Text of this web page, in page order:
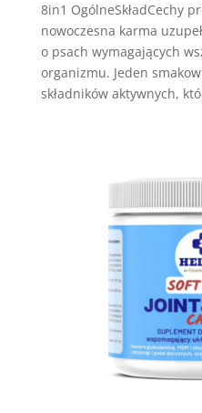
8in1 OgólneSkładCechy
nowoczesna karma
o psach wymagających
organizmu. Jeden
składników aktywnych,